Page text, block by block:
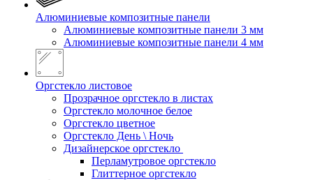
Алюминиевые композитные панели
Алюминиевые композитные панели 3 мм
Алюминиевые композитные панели 4 мм
Оргстекло листовое
Прозрачное оргстекло в листах
Оргстекло молочное белое
Оргстекло цветное
Оргстекло День \ Ночь
Дизайнерское оргстекло
Перламутровое оргстекло
Глиттерное оргстекло